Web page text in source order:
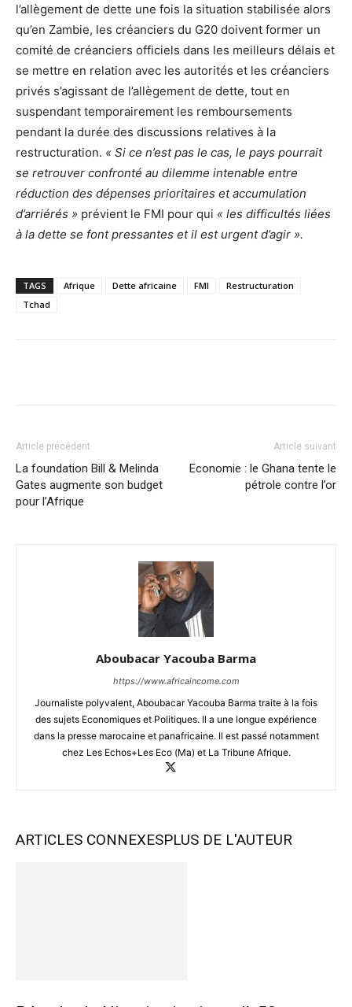
l’allègement de dette une fois la situation stabilisée alors
qu’en Zambie, les créanciers du G20 doivent former un
comité de créanciers officiels dans les meilleurs délais et
se mettre en relation avec les autorités et les créanciers
privés s’agissant de l’allègement de dette, tout en
suspendant temporairement les remboursements
pendant la durée des discussions relatives à la
restructuration. « Si ce n’est pas le cas, le pays pourrait
se retrouver confronté au dilemme intenable entre
réduction des dépenses prioritaires et accumulation
d’arriérés » prévient le FMI pour qui « les difficultés liées
à la dette se font pressantes et il est urgent d’agir ».
TAGS Afrique Dette africaine FMI
Restructuration
Tchad
Article précédent
La foundation Bill & Melinda
Gates augmente son budget
pour l’Afrique
Article suivant
Economie : le Ghana tente le
pétrole contre l’or
Aboubacar Yacouba Barma
https://www.africaincome.com
Journaliste polyvalent, Aboubacar Yacouba Barma traite à la fois
des sujets Economiques et Politiques. Il a une longue expérience
dans la presse marocaine et panafricaine. Il est passé notamment
chez Les Echos+Les Eco (Ma) et La Tribune Afrique.
ARTICLES CONNEXESPLUS DE L'AUTEUR